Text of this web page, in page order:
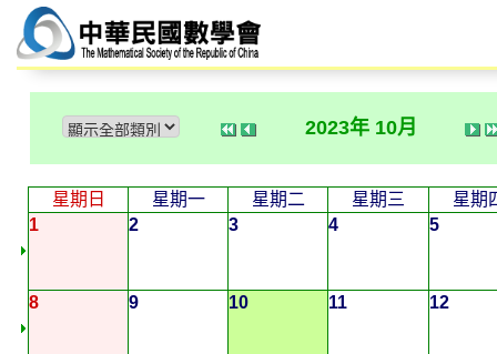
2023年 10月
星期日 星期一 星期二 星期三
星期
1
2 3 4 5
8 9 10 11 12